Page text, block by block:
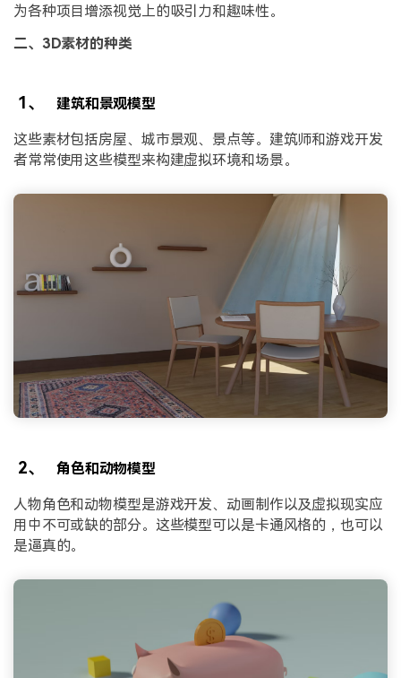
为各种项目增添视觉上的吸引力和趣味性。
二、3D素材的种类
1、 建筑和景观模型
这些素材包括房屋、城市景观、景点等。建筑师和游戏开发
者常常使用这些模型来构建虚拟环境和场景。
2、 角色和动物模型
人物角色和动物模型是游戏开发、动画制作以及虚拟现实应
用中不可或缺的部分。这些模型可以是卡通风格的，也可以
是逼真的。